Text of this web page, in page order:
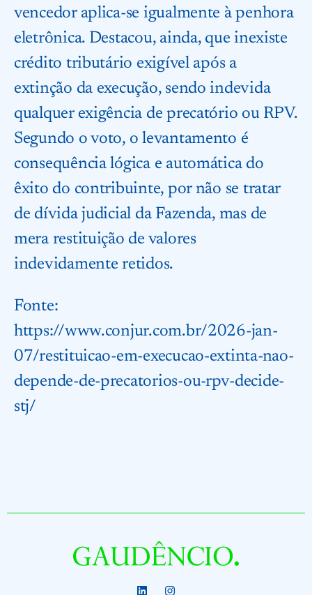
vencedor aplica-se igualmente à penhora
eletrônica. Destacou, ainda, que inexiste
crédito tributário exigível após a
extinção da execução, sendo indevida
qualquer exigência de precatório ou RPV.
Segundo o voto, o levantamento é
consequência lógica e automática do
êxito do contribuinte, por não se tratar
de dívida judicial da Fazenda, mas de
mera restituição de valores
indevidamente retidos.
Fonte:
https://www.conjur.com.br/2026-jan-
07/restituicao-em-execucao-extinta-nao-
depende-de-precatorios-ou-rpv-decide-
stj/